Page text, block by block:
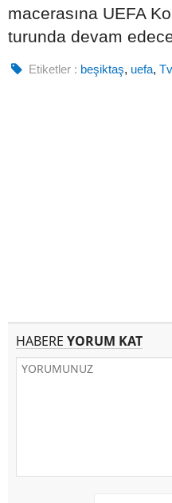
macerasına UEFA
turunda devam
Etiketler : beşiktaş, uefa,
HABERE YORUM KAT